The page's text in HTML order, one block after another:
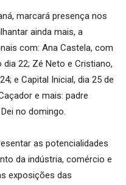
marcará presença nos
ainda mais, a
com: Ana Castela, com
22; Zé Neto e Cristiano,
e Capital Inicial, dia 25 de
e mais: padre
no domingo.
as potencialidades
da indústria, comércio e
exposições das